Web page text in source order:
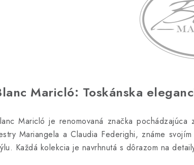
Maricló: Toskánska
Maricló je renomovaná značka
Mariangela a Claudia Federighi, známe
Každá kolekcia je navrhnutá s dôrazom na